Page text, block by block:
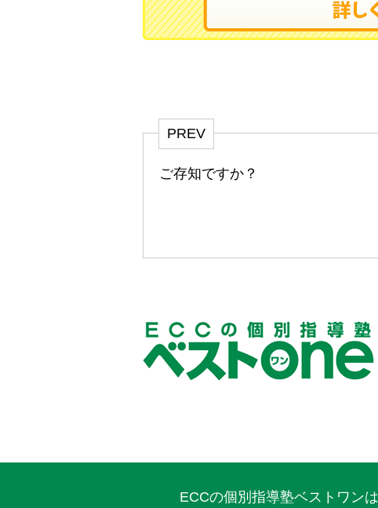
PREV
ご存知ですか？
ECCの個別指導塾ベストワン